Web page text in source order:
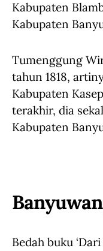
Kabupaten
Kabupaten
Tumenggung
tahun 1818,
Kabupaten
terakhir, dia
Kabupaten
Bedah buku